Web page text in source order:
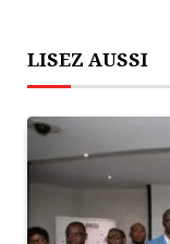
LISEZ AUSSI